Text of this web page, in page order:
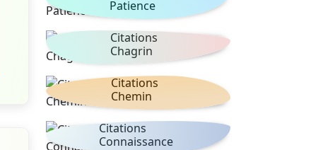
Patience
Citations
Chagrin
Citations
Chemin
Citations
Connaissance